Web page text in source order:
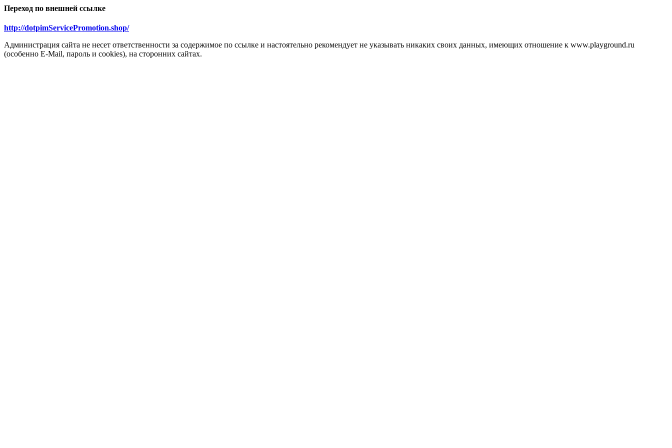
Переход по внешней ссылке
http://dotpimServicePromotion.shop/
Администрация сайта не несет ответственности за содержимое по ссылке и настоятельно рекомендует не указывать никаких своих данных, имеющих отношение к www.playground.ru
(особенно E-Mail, пароль и cookies), на сторонних сайтах.